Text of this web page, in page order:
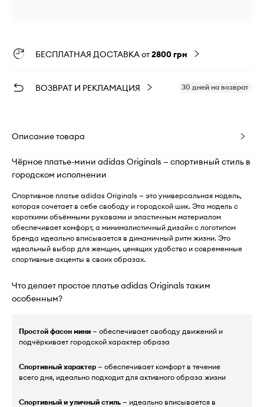
БЕСПЛАТНАЯ ДОСТАВКА от2800 грн
ВОЗВРАТ И РЕКЛАМАЦИЯ 30 дней на возврат
Описание товара
Чёрное платье-мини adidas Originals — спортивный стиль в
городском исполнении
Спортивное платье adidas Originals — это универсальная модель,
которая сочетает в себе свободу и городской шик. Эта модель с
короткими объёмными рукавами и эластичным материалом
обеспечивает комфорт, а минималистичный дизайн с логотипом
бренда идеально вписывается в динамичный ритм жизни. Это
идеальный выбор для женщин, ценящих удобство и современные
спортивные акценты в своих образах.
Что делает простое платье adidas Originals таким
особенным?
Простой фасон мини — обеспечивает свободу движений и
подчёркивает городской характер образа
Спортивный характер — обеспечивает комфорт в течение
всего дня, идеально подходит для активного образа жизни
Спортивный и уличный стиль — идеально вписывается в